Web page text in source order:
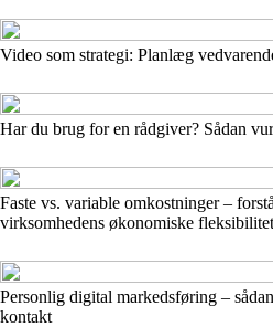
Video som strategi: Planlæg
Har du brug for en rådgiver? Sådan
Faste vs. variable omkostninger –
virksomhedens økonomiske fleksibilitet
Personlig digital markedsføring –
kontakt